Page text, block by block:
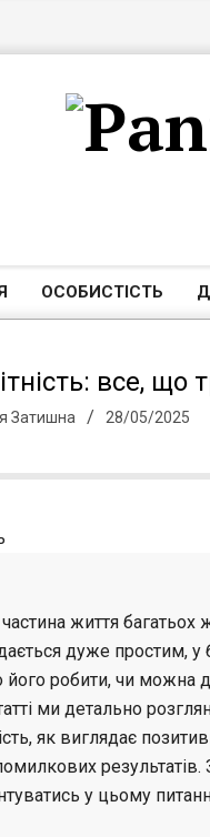
а
н
л
о
х
ОСОБИСТІСТЬ
все, що
Затишна 28/05/2025
життя
дуже простим, у
його робити, чи можна
ми детально
як виглядає
у цьому